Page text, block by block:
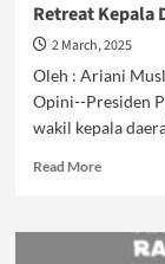
Retreat Kepala
2 March, 2025
Oleh : Ariani
Opini--Presiden
wakil kepala
Read MoreRead
Retreat
Kepala